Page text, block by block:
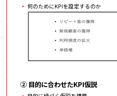
何のためにKPIを設定するのか
② 目的に合わせたKPI仮説